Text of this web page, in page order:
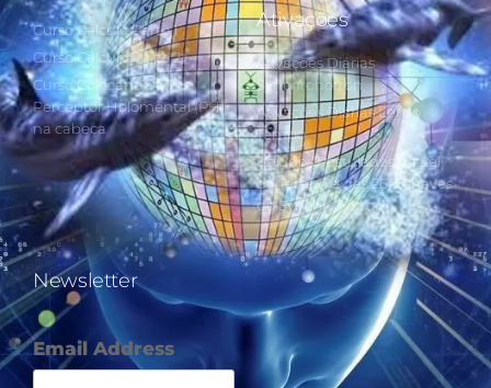
Curso Cálculo Parte 1
Curso Cálculo Parte 2
Curso Colocando o
Perceptor Holomental (PH)
na cabeça
Ativações
Ativações Diárias
Synchronotron
Ativações Diárias Lei do
Tempo
Estudos Postulados da Lei
do Tempo e das 260 Chaves
do Synchronotron
Newsletter
Email Address